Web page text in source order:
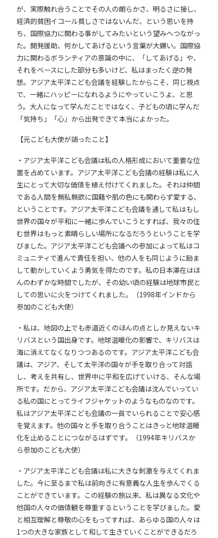
が、実際触れ合うことでその人の朗らかさ、明るさに接し、
経済的貧困イコール貧しさではないんだ、という思いを持
ち、国際協力に関わる事がしてみたいという望みへつながっ
た。開発援助、何かしてあげるという言葉が大嫌い。国際協
力に関わるボランティアの意識の中に、「してあげる」や、
それをベースにした部分も多いけど、私はまったく逆の発
想。アジア太平洋こども会議を経験したからこそ、同じ視点
で、一緒にハッピーになれるようにやっていこうよ、と思
う。大人になって学んだことではなく、子どもの頃に学んだ
「気持ち」「心」から出発できて本当によかった。
【元こども大使が語ったこと】
・アジア太平洋こども会議は私の人格形成において重要な位
置を占めています。アジア太平洋こども会議の経験は私に人
生にとって大切な価値を植え付けてくれました。それは仲間
である人間を無私無欲に国籍や肌の色にも関わらず愛する、
ということです。アジア太平洋こども会議を通して私はもし
世界の国々が平和に一緒に歩んでいこうとすれば、我々の住
む世界はもっと素晴らしい場所になるだろうということを学
びました。アジア太平洋こども会議への参加によって私はコ
ミュニティで進んで責任を担い、他の人をも同じように励ま
して動かしていくよう勇気を得たのです。私の日本滞在はほ
んのわずかな時間でしたが、その幼い頃の経験は地球市民と
しての思いに火をつけてくれました。（1998年インドから
参加のこども大使）
・私は、地図の上でも赤道近くのほんの点としか見えないキ
リバスという国出身です。地球温暖化の影響で、キリバスは
海に消えてなくなりつつあるのです。アジア太平洋こども会
議は、アジア、そして太平洋の国々が手を取り合って対話
し、考えを共有し、世界中に平和を広げていける、そんな場
所です。だから、アジア太平洋こども会議は沈んでいってい
る私の国にとってライフジャケットのようなものなのです。
私はアジア太平洋こども会議の一員でいられることで安心感
を覚えます。他の国々と手を取り合うことはきっと地球温暖
化を止めることにつながるはずです。（1994年キリバスか
ら参加のこども大使）
・アジア太平洋こども会議は私に大きな刺激を与えてくれま
した。今に至るまで私は前向きに有意義な人生を歩んでくる
ことができています。この経験の旅以来、私は異なる文化や
他国の人々の価値観を尊重するということを学びました。愛
と相互理解と尊敬の心をもってすれば、あらゆる国の人々は
1つの大きな家族として和して生きていくことができるだろ